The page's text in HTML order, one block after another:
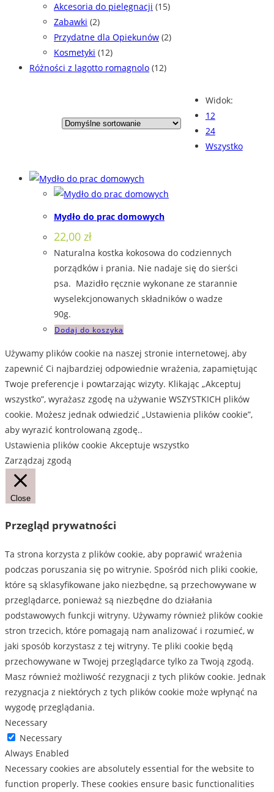
Widok:
12
24
Wszystko
Mydło do prac domowych
22,00 zł
Naturalna kostka kokosowa do codziennych
porządków i prania. Nie nadaje się do sierści
psa. Mazidło ręcznie wykonane ze starannie
wyselekcjonowanych składników o wadze
90g.
Dodaj do koszyka
Akcesoria do pielęgnacji (15)
Zabawki (2)
Przydatne dla Opiekunów (2)
Kosmetyki (12)
Różności z lagotto romagnolo (12)
Używamy plików cookie na naszej stronie internetowej, aby
zapewnić Ci najbardziej odpowiednie wrażenia, zapamiętując
Twoje preferencje i powtarzając wizyty. Klikając „Akceptuj
wszystko”, wyrażasz zgodę na używanie WSZYSTKICH plików
cookie. Możesz jednak odwiedzić „Ustawienia plików cookie”,
aby wyrazić kontrolowaną zgodę..
Ustawienia plików cookie Akceptuje wszystko
Zarządzaj zgodą
Close
Przegląd prywatności
Ta strona korzysta z plików cookie, aby poprawić wrażenia
podczas poruszania się po witrynie. Spośród nich pliki cookie,
które są sklasyfikowane jako niezbędne, są przechowywane w
przeglądarce, ponieważ są niezbędne do działania
podstawowych funkcji witryny. Używamy również plików cookie
stron trzecich, które pomagają nam analizować i rozumieć, w
jaki sposób korzystasz z tej witryny. Te pliki cookie będą
przechowywane w Twojej przeglądarce tylko za Twoją zgodą.
Masz również możliwość rezygnacji z tych plików cookie. Jednak
rezygnacja z niektórych z tych plików cookie może wpłynąć na
wygodę przeglądania.
Necessary
Necessary
Always Enabled
Necessary cookies are absolutely essential for the website to
function properly. These cookies ensure basic functionalities